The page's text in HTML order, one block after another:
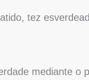
tez
mediante o